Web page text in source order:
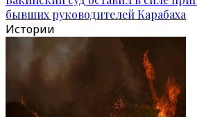
бывших руководителей Карабаха
Истории